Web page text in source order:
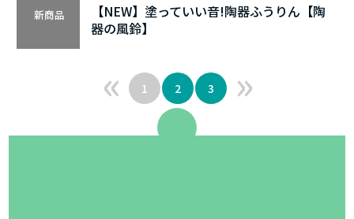
新商品
【NEW】塗っていい音!陶器ふうりん【陶
器の風鈴】
« 1 2 3 »